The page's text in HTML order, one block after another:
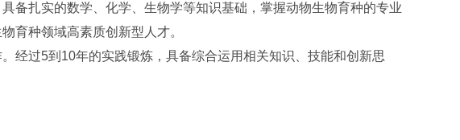
备扎实的数学、化学、生物学等知识基础，掌握动物生物育种的专业
育种领域高素质创新型人才。
经过5到 10年的实践锻炼，具备综合运用相关知识、技能和创新思